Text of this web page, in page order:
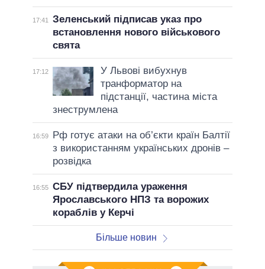
17:41
Зеленський підписав указ про
встановлення нового військового
свята
17:12
У Львові вибухнув
транформатор на
підстанції, частина міста
знеструмлена
16:59
Рф готує атаки на об’єкти країн Балтії
з використанням українських дронів –
розвідка
16:55 СБУ підтвердила ураження
Ярославського НПЗ та ворожих
кораблів у Керчі
Більше новин